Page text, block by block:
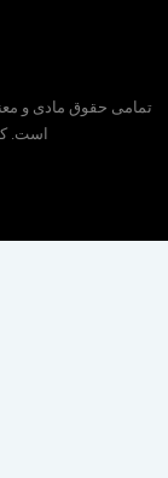
حقوق مادی و معنوی
است. کپی رایت 2024 | طراحی و توسعه